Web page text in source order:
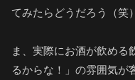
てみたらどうだろう（笑）
ま、実際にお酒が飲める
るからな！」の雰囲気が